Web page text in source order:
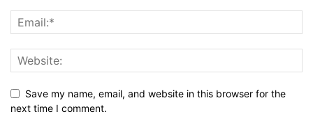
Save my name, email, and website in this browser for the
next time I comment.